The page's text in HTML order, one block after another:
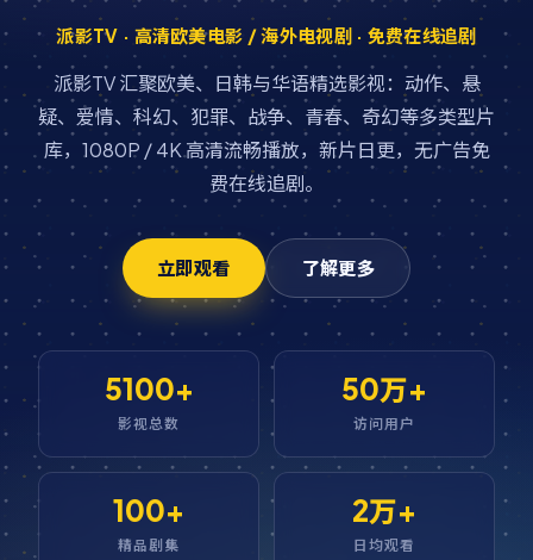
派影TV · 高清欧美电影 / 海外电视剧 · 免费在线追剧
派影TV 汇聚欧美、日韩与华语精选影视：动作、悬
疑、爱情、科幻、犯罪、战争、青春、奇幻等多类型片
库，1080P / 4K 高清流畅播放，新片日更，无广告免
费在线追剧。
立即观看 了解更多
5100+
影视总数
50万+
访问用户
100+
精品剧集
2万+
日均观看